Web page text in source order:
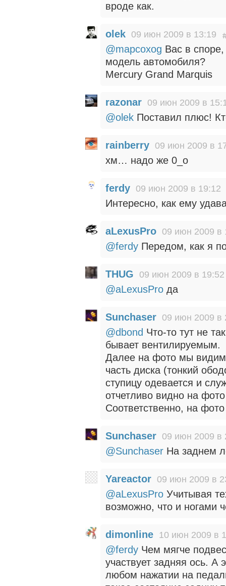
вроде как.
olek 09 июн 2009 в 13:19
@mapcoxog Вас в
модель автомобиля?
Mercury Grand Marquis
razonar 09 июн 2009 в
@olek Поставил плюс!
rainberry 09 июн 2009 в
хм… надо же 0_о
ferdy 09 июн 2009 в 19:12
Интересно, как ему
aLexusPro 09 июн 2009 в
@ferdy Передом, как я
THUG 09 июн 2009 в 19:52
@aLexusPro да
Sunchaser 09 июн 2009 в
@dbond Что-то тут не
бывает вентилируемым.
Далее на фото мы
часть диска (тонкий
ступицу одевается и
отчетливо видно на
Соответственно, на
Sunchaser 09 июн 2009 в
@Sunchaser На заднем
Yareactor 09 июн 2009 в
@aLexusPro Учитывая
возможно, что и ногами
dimonline 10 июн 2009 в
@ferdy Чем мягче
участвует задняя ось. А
любом нажатии на